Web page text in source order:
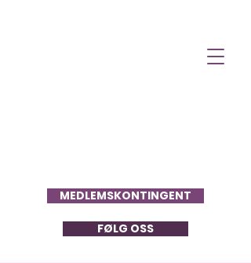
MEDLEMSKONTINGENT
FØLG OSS